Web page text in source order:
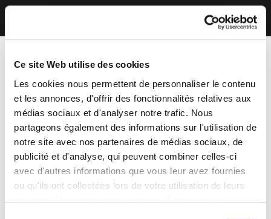
Ce site Web utilise des cookies
Les cookies nous permettent de personnaliser le contenu
et les annonces, d'offrir des fonctionnalités relatives aux
médias sociaux et d'analyser notre trafic. Nous
partageons également des informations sur l'utilisation de
notre site avec nos partenaires de médias sociaux, de
publicité et d'analyse, qui peuvent combiner celles-ci
avec d'autres informations que vous leur avez fournies
ou qu'ils ont collectées lors de votre utilisation de leurs